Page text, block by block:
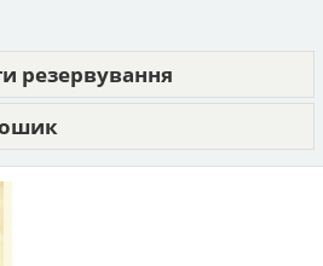
резервування